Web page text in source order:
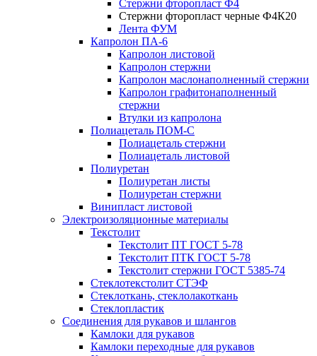
Стержни фторопласт Ф4
Стержни фторопласт черные Ф4К20
Лента ФУМ
Капролон ПА-6
Капролон листовой
Капролон стержни
Капролон маслонаполненный стержни
Капролон графитонаполненный
стержни
Втулки из капролона
Полиацеталь ПОМ-С
Полиацеталь стержни
Полиацеталь листовой
Полиуретан
Полиуретан листы
Полиуретан стержни
Винипласт листовой
Электроизоляционные материалы
Текстолит
Текстолит ПТ ГОСТ 5-78
Текстолит ПТК ГОСТ 5-78
Текстолит стержни ГОСТ 5385-74
Стеклотекстолит СТЭФ
Стеклоткань, стеклолакоткань
Стеклопластик
Соединения для рукавов и шлангов
Камлоки для рукавов
Камлоки переходные для рукавов